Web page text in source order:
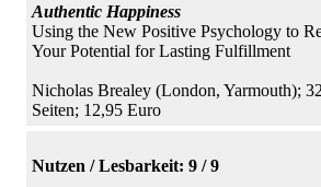
Authentic Happiness
Using the New Positive Psychology to
Your Potential for Lasting Fulfillment
Nicholas Brealey (London, Yarmouth);
Seiten; 12,95 Euro
Nutzen / Lesbarkeit: 9 / 9